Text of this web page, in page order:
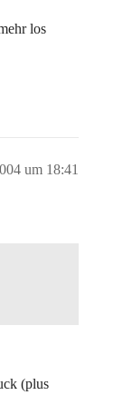
los
um 18:41
(plus